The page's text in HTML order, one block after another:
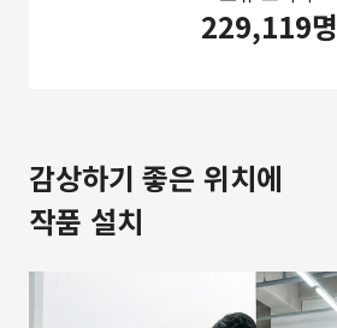
229,119명
감상하기 좋은 위치에
작품 설치